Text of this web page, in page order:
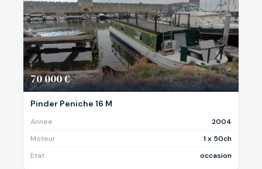
70 000 €
Pinder Peniche 16 M
Annee
2004
Moteur
1 x 50ch
Etat
occasion